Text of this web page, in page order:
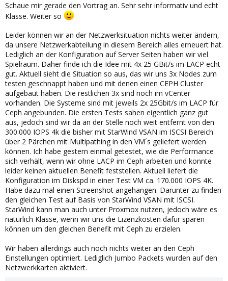
Schaue mir gerade den Vortrag an. Sehr sehr informativ und echt
Klasse. Weiter so
Leider können wir an der Netzwerksituation nichts weiter ändern,
da unsere Netzwerkabteilung in diesem Bereich alles erneuert hat.
Lediglich an der Konfiguration auf Server Seiten haben wir viel
Spielraum. Daher finde ich die Idee mit 4x 25 GBit/s im LACP echt
gut. Aktuell sieht die Situation so aus, das wir uns 3x Nodes zum
testen geschnappt haben und mit denen einen CEPH Cluster
aufgebaut haben. Die restlichen 3x sind noch im vCenter
vorhanden. Die Systeme sind mit jeweils 2x 25Gbit/s im LACP für
Ceph angebunden. Die ersten Tests sahen eigentlich ganz gut
aus, jedoch sind wir da an der Stelle noch weit entfernt von den
300.000 IOPS 4k die bisher mit StarWind VSAN im ISCSI Bereich
über 2 Pärchen mit Multipathing in den VM´s geliefert werden
können. Ich habe gestern einmal getestet, wie die Performance
sich verhält, wenn wir ohne LACP im Ceph arbeiten und konnte
leider keinen aktuellen Benefit feststellen. Aktuell liefert die
Konfiguration im Diskspd in einer Test VM ca. 170.000 IOPS 4K.
Habe dazu mal einen Screenshot angehangen. Darunter zu finden
den gleichen Test auf Basis von StarWind VSAN mit ISCSI.
StarWind kann man auch unter Proxmox nutzen, jedoch wäre es
natürlich Klasse, wenn wir uns die Lizenzkosten dafür sparen
können um den gleichen Benefit mit Ceph zu erzielen.
Wir haben allerdings auch noch nichts weiter an den Ceph
Einstellungen optimiert. Lediglich Jumbo Packets wurden auf den
Netzwerkkarten aktiviert.